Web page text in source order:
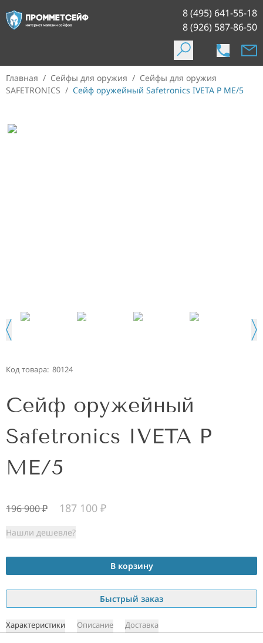
8 (495) 641-55-18
8 (926) 587-86-50
Главная / Сейфы для оружия / Сейфы для оружия
SAFETRONICS / Сейф оружейный Safetronics IVETA Р МЕ/5
Код товара: 80124
Сейф оружейный
Safetronics IVETA Р
МЕ/5
196 900₽ 187 100 ₽
Нашли дешевле?
В корзину
Быстрый заказ
Характеристики Описание Доставка